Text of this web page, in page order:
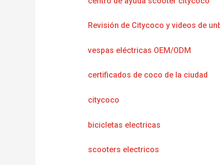
Revisión de Citycoco y videos de
vespas eléctricas OEM/ODM
certificados de coco de la ciudad
citycoco
bicicletas electricas
scooters electricos